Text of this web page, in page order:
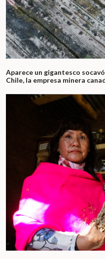
Aparece un gigantesco
Chile, la empresa minera